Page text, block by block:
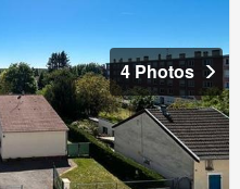
4 Photos